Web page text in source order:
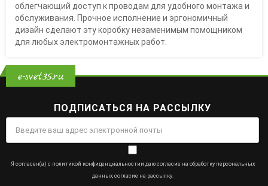
облегчающий доступ к проводам для удобного монтажа и
обслуживания. Прочное исполнение и эргономичный
дизайн сделают эту коробку незаменимым помощником
для любых электромонтажных работ.
e-svet35.ru
ПОДПИСАТЬСЯ НА РАССЫЛКУ
Я согласен(а) с политикой конфиденциальности и даю согласие на обработку персональных
данных, согласие на рассылку.